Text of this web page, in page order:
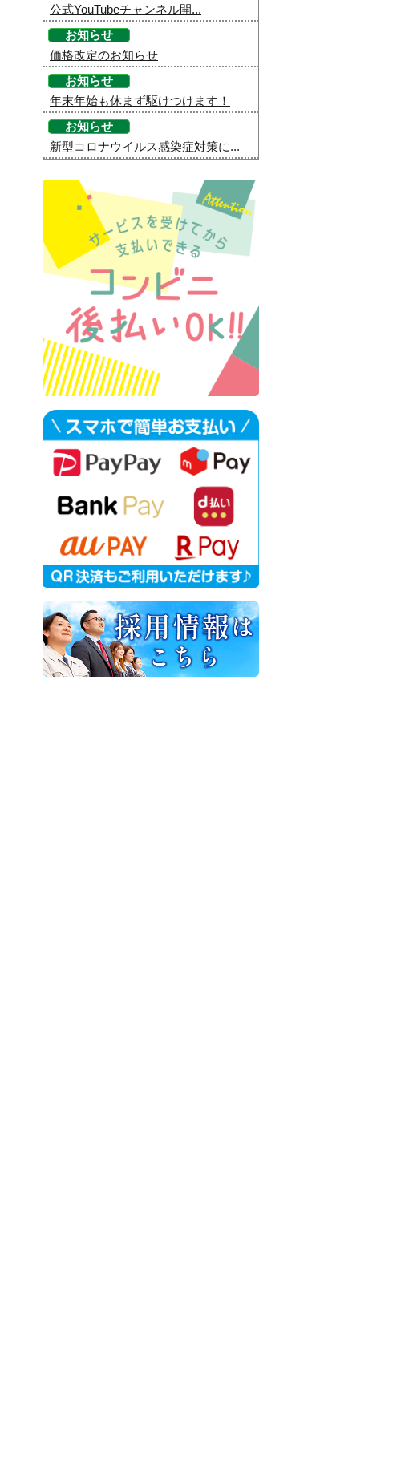
公式YouTubeチャンネル開...
お知らせ
価格改定のお知らせ
お知らせ
年末年始も休まず駆けつけます！
お知らせ
新型コロナウイルス感染症対策に...